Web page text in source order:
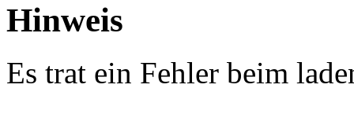
Hinweis
Es trat ein Fehler beim